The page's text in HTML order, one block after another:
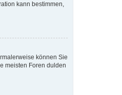
kann bestimmen,
können Sie
meisten Foren dulden